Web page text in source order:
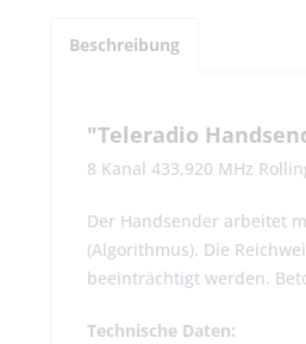
Beschreibung
"Teleradio
8 Kanal 433,920 MHz
Der Handsender arbeitet
(Algorithmus). Die
beeinträchtigt werden.
Technische Daten: